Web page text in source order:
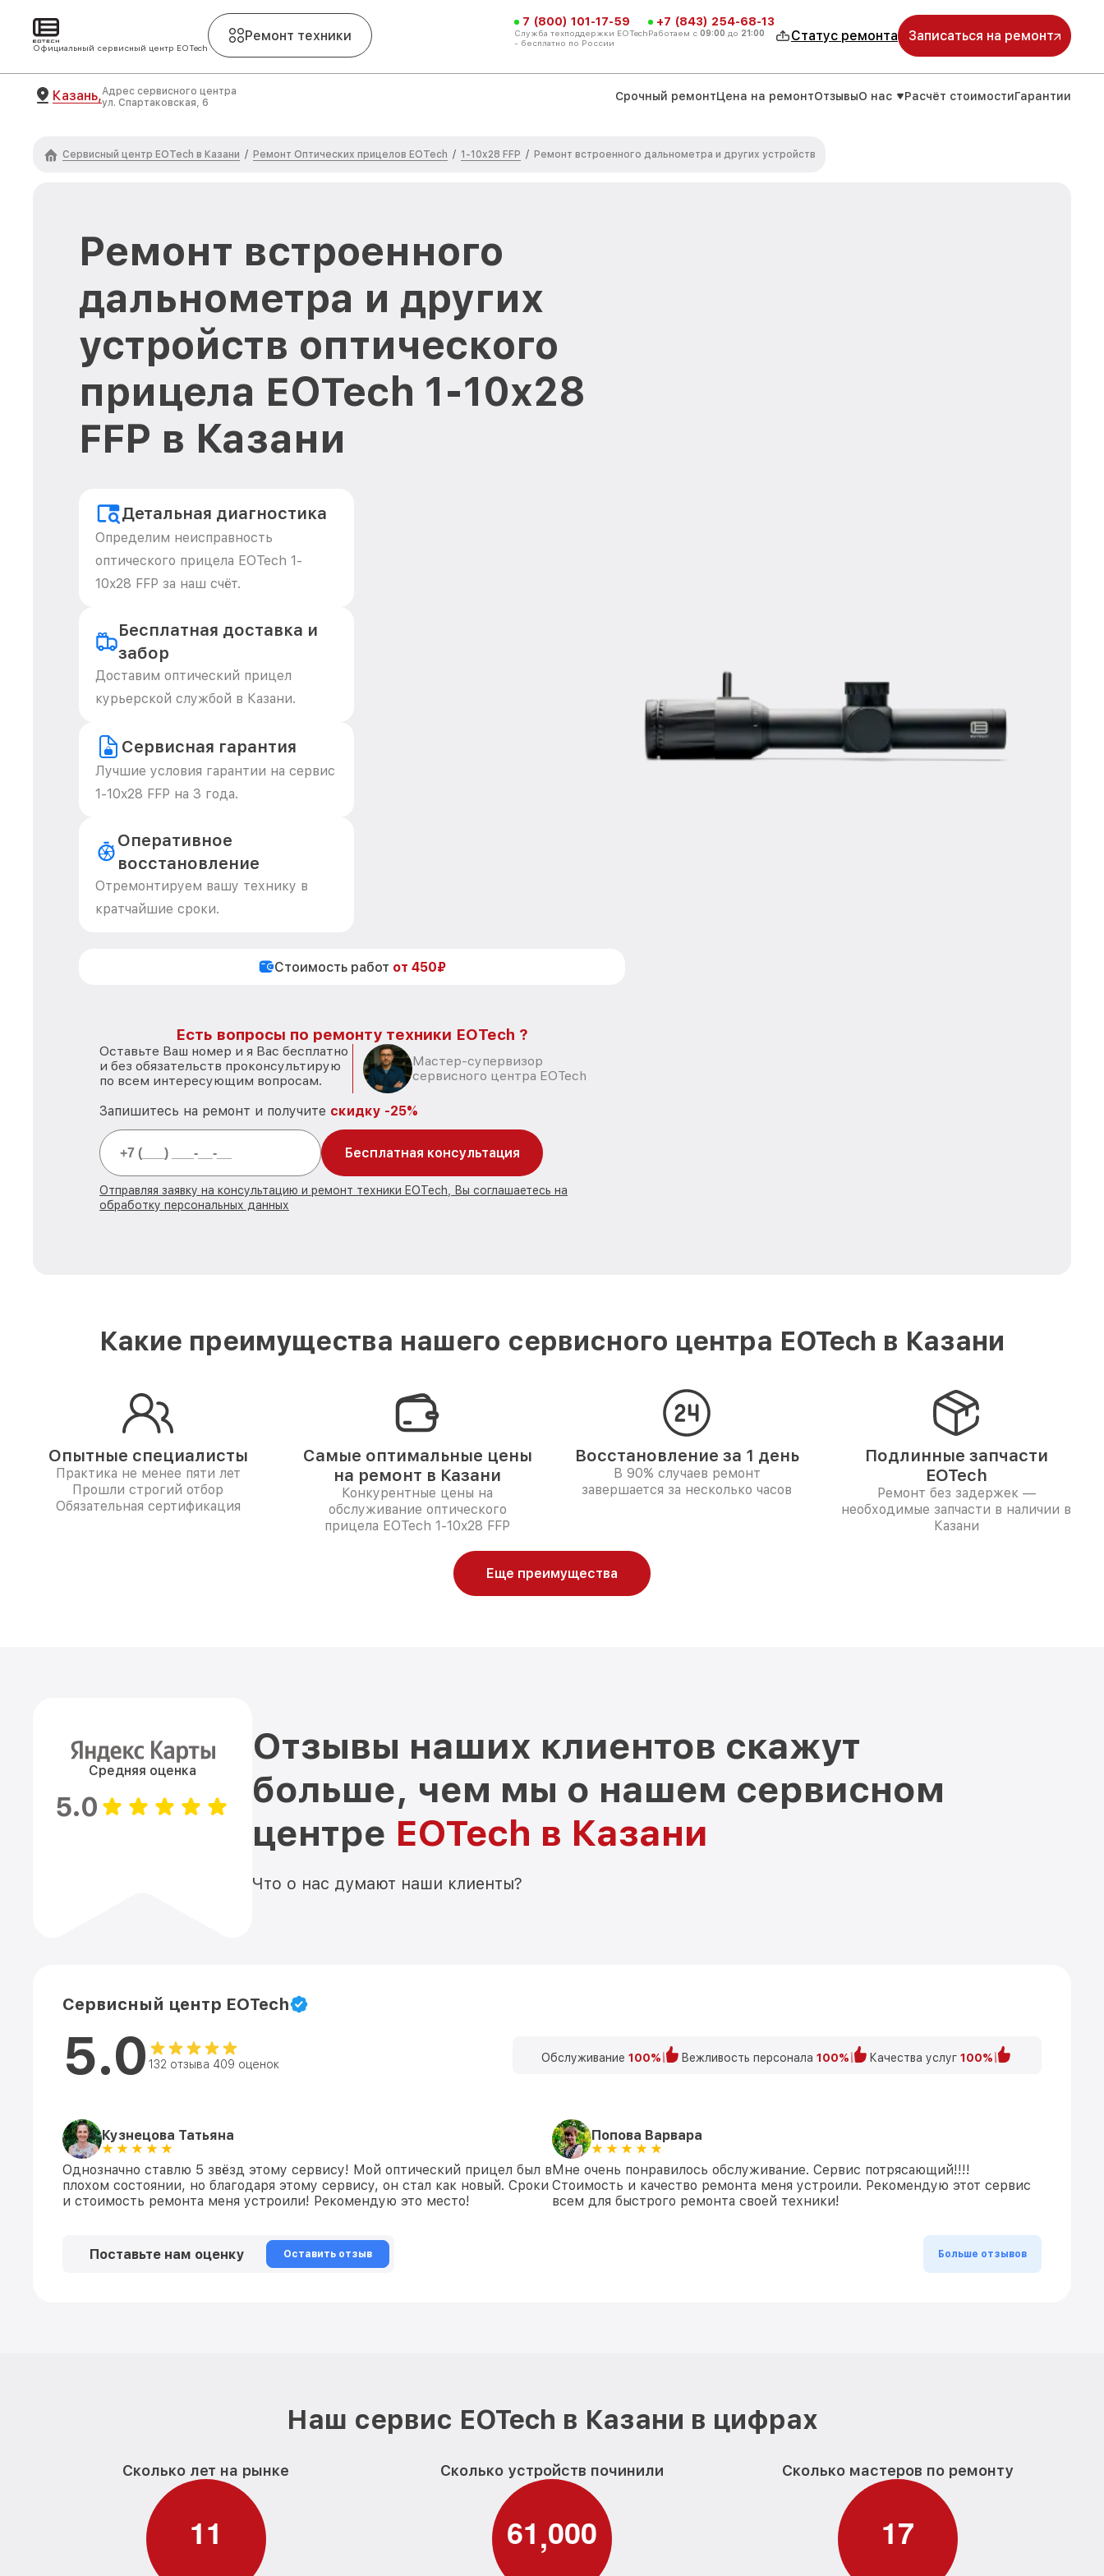
Официальный сервисный центр EOTech
Ремонт техники
7 (800) 101-17-59
Служба техподдержки EOTech
- бесплатно по России
+7 (843) 254-68-13
Работаем с 09:00 до 21:00 Статус ремонта Записаться на ремонт
Казань,Адрес сервисного центра
ул. Спартаковская, 6
Срочный ремонтЦена на ремонтОтзывыО нас Расчёт стоимостиГарантии
Сервисный центр EOTech в Казани / Ремонт Оптических прицелов EOTech / 1-10x28 FFP / Ремонт встроенного дальнометра и других устройств
Ремонт встроенного
дальнометра и других
устройств оптического
прицела EOTech 1-10x28
FFP в Казани
Детальная диагностика
Определим неисправность
оптического прицела EOTech 1-
10x28 FFP за наш счёт.
Бесплатная доставка и
забор
Доставим оптический прицел
курьерской службой в Казани.
Сервисная гарантия
Лучшие условия гарантии на сервис
1-10x28 FFP на 3 года.
Оперативное
восстановление
Отремонтируем вашу технику в
кратчайшие сроки.
Стоимость работ от 450₽
Есть вопросы по ремонту техники EOTech ?
Оставьте Ваш номер и я Вас бесплатно
и без обязательств проконсультирую
по всем интересующим вопросам.
Мастер-супервизор
сервисного центра EOTech
Запишитесь на ремонт и получите скидку -25%
Бесплатная консультация
Отправляя заявку на консультацию и ремонт техники EOTech, Вы соглашаетесь на
обработку персональных данных
Какие преимущества нашего сервисного центра EOTech в Казани
Опытные специалисты
Практика не менее пяти лет
Прошли строгий отбор
Обязательная сертификация
Самые оптимальные цены
на ремонт в Казани
Конкурентные цены на
обслуживание оптического
прицела EOTech 1-10x28 FFP
Восстановление за 1 день
В 90% случаев ремонт
завершается за несколько часов
Подлинные запчасти
EOTech
Ремонт без задержек —
необходимые запчасти в наличии в
Казани
Еще преимущества
Средняя оценка
5.0
Отзывы наших клиентов скажут
больше, чем мы о нашем сервисном
центре EOTech в Казани
Что о нас думают наши клиенты?
Сервисный центр EOTech
5.0 132 отзыва 409 оценок Обслуживание 100% Вежливость персонала 100% Качества услуг 100%
Кузнецова Татьяна
Однозначно ставлю 5 звёзд этому сервису! Мой оптический прицел был в
плохом состоянии, но благодаря этому сервису, он стал как новый. Сроки
и стоимость ремонта меня устроили! Рекомендую это место!
Попова Варвара
Мне очень понравилось обслуживание. Сервис потрясающий!!!!
Стоимость и качество ремонта меня устроили. Рекомендую этот сервис
всем для быстрого ремонта своей техники!
Поставьте нам оценку Оставить отзыв Больше отзывов
Наш сервис EOTech в Казани в цифрах
Сколько лет на рынке
11
Сколько устройств починили
61,000
Сколько мастеров по ремонту
17